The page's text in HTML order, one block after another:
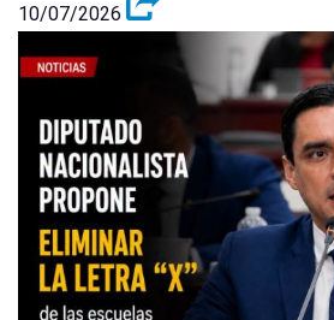
10/07/2026